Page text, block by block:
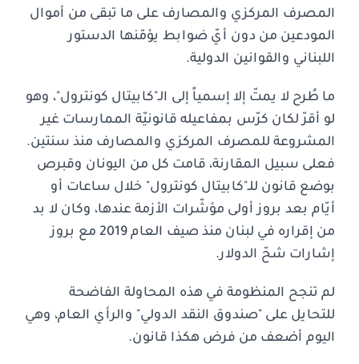
المصرف المركزي والمصارف على ما تبقى من أموال
المودعين من دون أيّ ضوابط يؤمّنها الدستور
اللبناني والقوانين الدولية.
ما طُرح لا يمتّ إلا إسمياً إلى الـ"كابيتال كونترول"، وهو
لو أقرّ لكان كرّس بمفاعيله قانونيّة الممارسات غير
المشروعة للمصرف المركزي والمصارف منذ سنتين.
فعلى سبيل المقارنة، قامت كل من اليونان وقبرص
بوضع قانون للـ"كابيتال كونترول" خلال ساعات أو
أيّام بعد بروز أولى مؤشّرات الأزمة عندها، وكان لا بد
من إقراره في لبنان منذ صيف العام 2019 مع بروز
إشارات شحّ الدولار.
لم تنجح المنظومة في هذه المحاولة الفاضحة
للتحايل على "صندوق النقد الدولي" والرأي العام، وهي
اليوم أضعف من فرض هكذا قانون.